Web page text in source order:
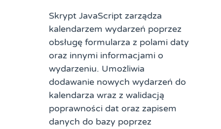
Skrypt JavaScript zarządza
kalendarzem wydarzeń poprzez
obsługę formularza z polami daty
oraz innymi informacjami o
wydarzeniu. Umożliwia
dodawanie nowych wydarzeń do
kalendarza wraz z walidacją
poprawności dat oraz zapisem
danych do bazy poprzez